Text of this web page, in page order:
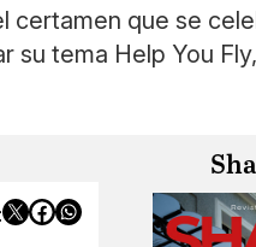
que se
su tema Help You